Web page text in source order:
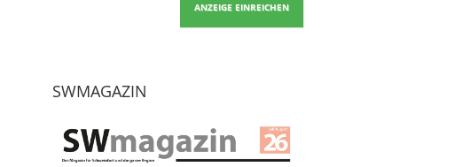
ANZEIGE EINREICHEN
SWMAGAZIN